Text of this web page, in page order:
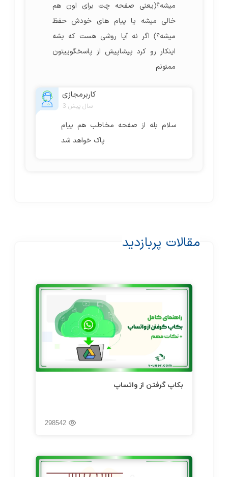
میشه؟(یعنی صفحه چت برای اون هم
خالی میشه یا پیام های خودش حفظ
میشه؟) اگر نه آیا روشی هست که بشه
اینکار رو کرد پیشاپیش از پاسخگوییتون
ممنونم
کاربرمجازی
3 سال پیش
سلام بله از صفحه مخاطب هم پیام
پاک خواهد شد
مقالات پربازدید
بکاپ گرفتن از واتساپ
298542